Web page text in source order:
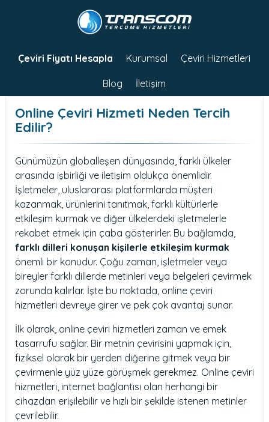
Çeviri Fiyatı Hesapla Kurumsal Çeviri Hizmetleri
Blog İletişim
Online Çeviri Hizmeti Neden Tercih
Edilir?
Günümüzün globalleşen dünyasında, farklı ülkeler
arasında işbirliği ve iletişim oldukça önemlidir.
İşletmeler, uluslararası platformlarda müşteri
kazanmak, ürünlerini tanıtmak, farklı kültürlerle
etkileşim kurmak ve diğer ülkelerdeki işletmelerle
rekabet etmek için çaba gösterirler. Bu bağlamda,
farklı dilleri konuşan kişilerle etkileşim kurmak
önemli bir konudur. Çoğu zaman, işletmeler veya
bireyler farklı dillerde metinleri veya belgeleri çevirmek
zorunda kalırlar. İşte bu noktada, online çeviri
hizmetleri devreye girer ve pek çok avantaj sunar.
İlk olarak, online çeviri hizmetleri zaman ve emek
tasarrufu sağlar. Bir metnin çevirisini yapmak için,
fiziksel olarak bir yerden diğerine gitmek veya bir
çevirmenle yüz yüze görüşmek gerekmez. Online çeviri
hizmetleri, internet bağlantısı olan herhangi bir
cihazdan erişilebilir ve hızlı bir şekilde istenen metinler
çevrilebilir.